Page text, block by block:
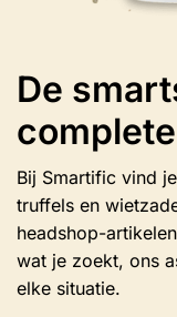
De
Bij Smartific vind
truffels en
headshop-
wat je zoekt, ons
elke situatie.